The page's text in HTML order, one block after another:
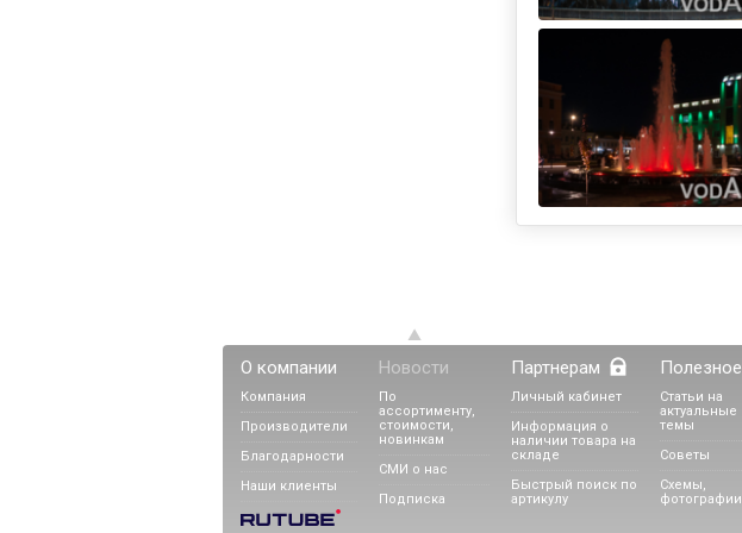
О компании
Компания
Производители
Благодарности
Наши клиенты
Новости
По
ассортименту,
стоимости,
новинкам
СМИ о нас
Подписка
Партнерам
Личный кабинет
Информация о
наличии товара на
складе
Быстрый поиск по
артикулу
Полезное
Статьи на
актуальные
темы
Советы
Схемы,
фотографии